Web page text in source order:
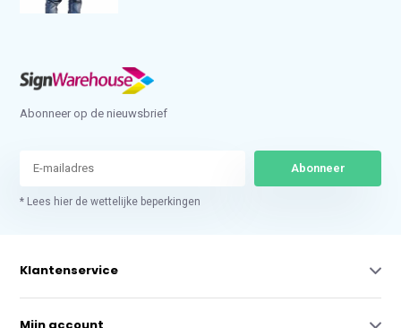
Abonneer op de nieuwsbrief
Abonneer
* Lees hier de wettelijke beperkingen
Klantenservice